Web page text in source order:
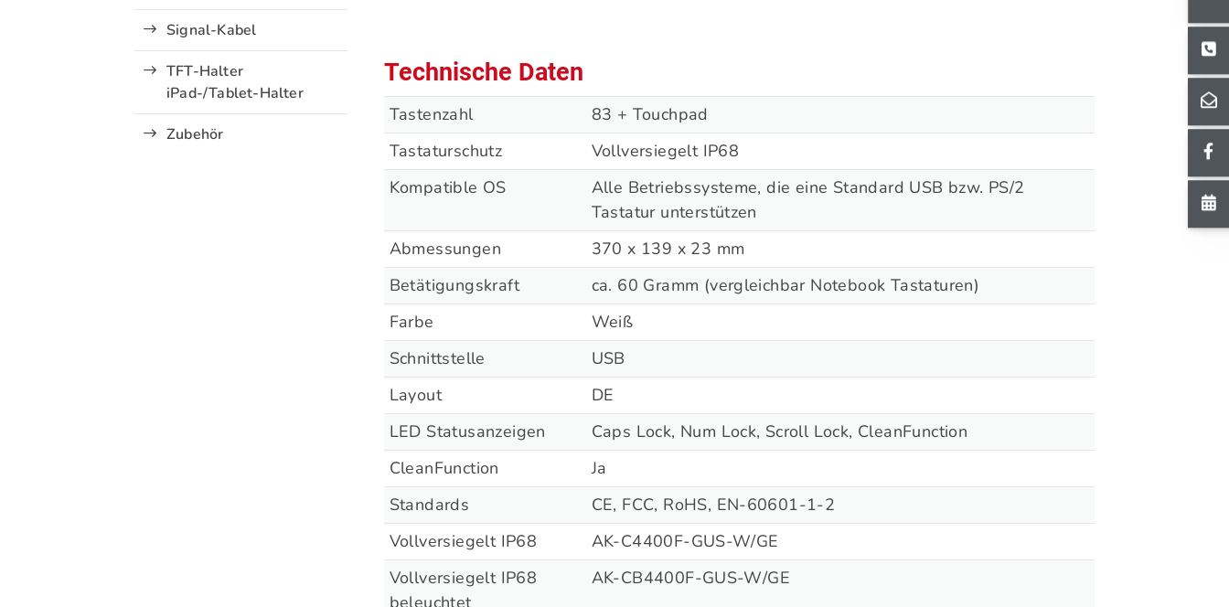
Technische Daten
Tastenzahl
83 + Touchpad
Tastaturschutz
Vollversiegelt IP68
Kompatible OS
Alle Betriebssysteme, die eine Standard USB bzw. PS/2
Tastatur unterstützen
Abmessungen
370 x 139 x 23 mm
Betätigungskraft
ca. 60 Gramm (vergleichbar Notebook Tastaturen)
Farbe
Weiß
Schnittstelle
USB
Layout
DE
LED Statusanzeigen
Caps Lock, Num Lock, Scroll Lock, CleanFunction
CleanFunction
Ja
Standards
CE, FCC, RoHS, EN-60601-1-2
Vollversiegelt IP68
AK-C4400F-GUS-W/GE
Vollversiegelt IP68
beleuchtet
AK-CB4400F-GUS-W/GE
Signal-Kabel
TFT-Halter
iPad-/Tablet-Halter
Zubehör